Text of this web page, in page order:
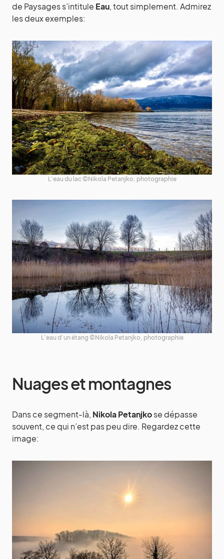
de Paysages s’intitule Eau, tout simplement. Admirez
les deux exemples:
L’eau du lac ©Nikola Petanjko, photographie
L’eau d’un étang ©Nikola Petanjko, photographie
Nuages et montagnes
Dans ce segment-là, Nikola Petanjkose dépasse
souvent, ce qui n’est pas peu dire. Regardez cette
image: